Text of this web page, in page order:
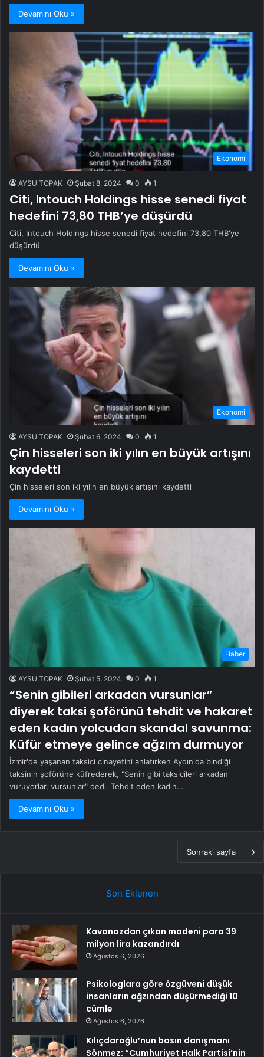
Devamını Oku »
Ekonomi
AYSU TOPAK Şubat 8, 2024 0 1
Citi, Intouch Holdings hisse senedi fiyat
hedefini 73,80 THB’ye düşürdü
Citi, Intouch Holdings hisse senedi fiyat hedefini 73,80 THB'ye
düşürdü
Devamını Oku »
Ekonomi
AYSU TOPAK Şubat 6, 2024 0 1
Çin hisseleri son iki yılın en büyük artışını
kaydetti
Çin hisseleri son iki yılın en büyük artışını kaydetti
Devamını Oku »
Haber
AYSU TOPAK Şubat 5, 2024 0 1
“Senin gibileri arkadan vursunlar”
diyerek taksi şoförünü tehdit ve hakaret
eden kadın yolcudan skandal savunma:
Küfür etmeye gelince ağzım durmuyor
İzmir'de yaşanan taksici cinayetini anlatırken Aydın'da bindiği
taksinin şoförüne küfrederek, "Senin gibi taksicileri arkadan
vuruyorlar, vursunlar" dedi. Tehdit eden kadın…
Devamını Oku »
Sonraki sayfa
Son Eklenen
Kavanozdan çıkan madeni para 39
milyon lira kazandırdı
Ağustos 6, 2026
Psikologlara göre özgüveni düşük
insanların ağzından düşürmediği 10
cümle
Ağustos 6, 2026
Kılıçdaroğlu’nun basın danışmanı
Sönmez: “Cumhuriyet Halk Partisi’nin